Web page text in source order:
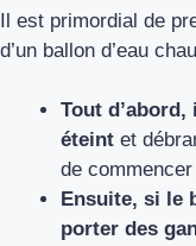
Il est primordial de
d’un ballon d’eau
Tout d’abord,
éteint et
de
Ensuite, si le
porter des